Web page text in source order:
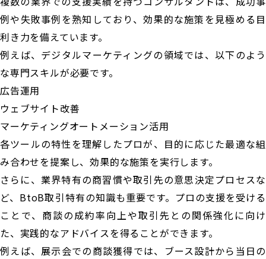
例や失敗事例を熟知しており、効果的な施策を見極める目
利き力を備えています。
例えば、デジタルマーケティングの領域では、以下のよう
な専門スキルが必要です。
広告運用
ウェブサイト改善
マーケティングオートメーション活用
各ツールの特性を理解したプロが、目的に応じた最適な組
み合わせを提案し、効果的な施策を実行します。
さらに、業界特有の商習慣や取引先の意思決定プロセスな
ど、BtoB取引特有の知識も重要です。プロの支援を受ける
ことで、商談の成約率向上や取引先との関係強化に向け
た、実践的なアドバイスを得ることができます。
例えば、展示会での商談獲得では、ブース設計から当日の